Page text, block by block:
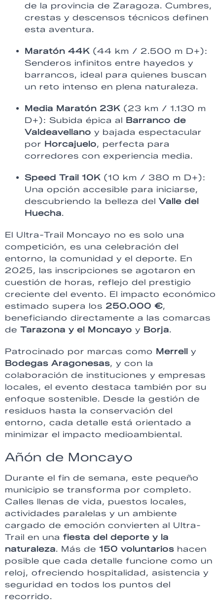
de la provincia de Zaragoza. Cumbres,
crestas y descensos técnicos definen
esta aventura.
Maratón 44K (44 km / 2.500 m D+):
Senderos infinitos entre hayedos y
barrancos, ideal para quienes buscan
un reto intenso en plena naturaleza.
Media Maratón 23K (23 km / 1.130 m
D+): Subida épica al Barranco de
Valdeavellano y bajada espectacular
por Horcajuelo, perfecta para
corredores con experiencia media.
Speed Trail 10K (10 km / 380 m D+):
Una opción accesible para iniciarse,
descubriendo la belleza del Valle del
Huecha.
El Ultra-Trail Moncayo no es solo una
competición, es una celebración del
entorno, la comunidad y el deporte. En
2025, las inscripciones se agotaron en
cuestión de horas, reflejo del prestigio
creciente del evento. El impacto económico
estimado supera los 250.000 €,
beneficiando directamente a las comarcas
de Tarazona y el Moncayo y Borja.
Patrocinado por marcas como Merrell y
Bodegas Aragonesas, y con la
colaboración de instituciones y empresas
locales, el evento destaca también por su
enfoque sostenible. Desde la gestión de
residuos hasta la conservación del
entorno, cada detalle está orientado a
minimizar el impacto medioambiental.
Añón de Moncayo
Durante el fin de semana, este pequeño
municipio se transforma por completo.
Calles llenas de vida, puestos locales,
actividades paralelas y un ambiente
cargado de emoción convierten al Ultra-
Trail en una fiesta del deporte y la
naturaleza. Más de 150 voluntarios hacen
posible que cada detalle funcione como un
reloj, ofreciendo hospitalidad, asistencia y
seguridad en todos los puntos del
recorrido.